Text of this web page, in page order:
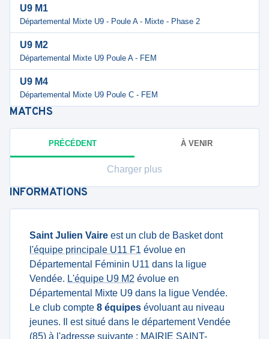
U9 M1
Départemental Mixte U9 - Poule A - Mixte - Phase 2
U9 M2
Départemental Mixte U9 Poule A - FEM
U9 M4
Départemental Mixte U9 Poule C - FEM
MATCHS
PRÉCÉDENT À VENIR
Charger plus
INFORMATIONS
Saint Julien Vaire est un club de Basket dont
l'équipe principale U11 F1 évolue en
Départemental Féminin U11 dans la ligue
Vendée. L'équipe U9 M2 évolue en
Départemental Mixte U9 dans la ligue Vendée.
Le club compte 8 équipes évoluant au niveau
jeunes. Il est situé dans le département Vendée
(85) à l'adresse suivante : MAIRIE SAINT-